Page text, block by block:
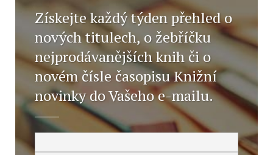
Získejte každý týden přehled o
nových titulech, o žebříčku
nejprodávanějších knih či o
novém čísle časopisu Knižní
novinky do Vašeho e-mailu.